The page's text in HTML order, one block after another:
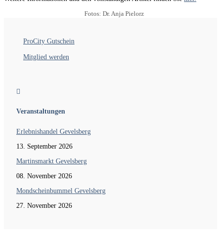
Fotos: Dr. Anja Pielorz
ProCity Gutschein
Mitglied werden

Veranstaltungen
Erlebnishandel Gevelsberg
13. September 2026
Martinsmarkt Gevelsberg
08. November 2026
Mondscheinbummel Gevelsberg
27. November 2026